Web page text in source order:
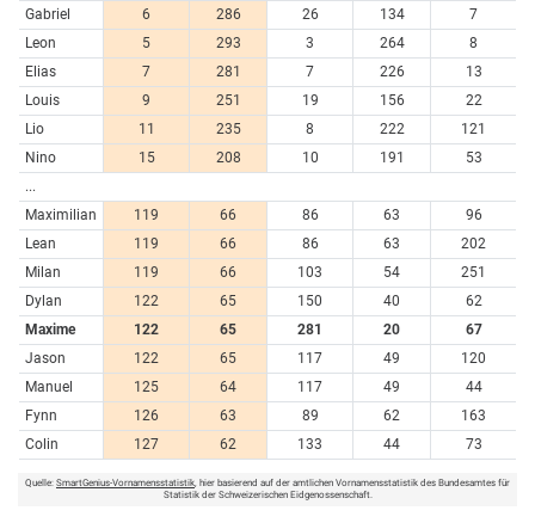
Gabriel
6 286 26 134
7
Leon
5 293 3 264
8
Elias
7 281 7 226
13
Louis
9 251 19 156
22
Lio
11 235 8 222
121
Nino
15 208 10 191
53
...
Maximilian
119 66 86 63
96
Lean
119 66 86 63
202
Milan
119 66 103 54
251
Dylan
122 65 150 40
62
Maxime
122 65 281 20
67
Jason
122 65 117 49
120
Manuel
125 64 117 49
44
Fynn
126 63 89 62
163
Colin
127 62 133 44 73
Quelle: SmartGenius-Vornamensstatistik, hier basierend auf der amtlichen Vornamensstatistik des Bundesamtes für
Statistik der Schweizerischen Eidgenossenschaft.